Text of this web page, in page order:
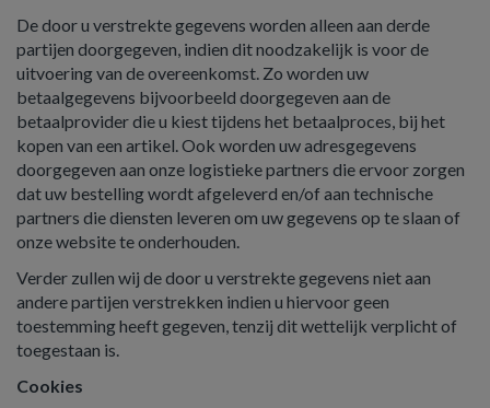
De door u verstrekte gegevens worden alleen aan derde
partijen doorgegeven, indien dit noodzakelijk is voor de
uitvoering van de overeenkomst. Zo worden uw
betaalgegevens bijvoorbeeld doorgegeven aan de
betaalprovider die u kiest tijdens het betaalproces, bij het
kopen van een artikel. Ook worden uw adresgegevens
doorgegeven aan onze logistieke partners die ervoor zorgen
dat uw bestelling wordt afgeleverd en/of aan technische
partners die diensten leveren om uw gegevens op te slaan of
onze website te onderhouden.
Verder zullen wij de door u verstrekte gegevens niet aan
andere partijen verstrekken indien u hiervoor geen
toestemming heeft gegeven, tenzij dit wettelijk verplicht of
toegestaan is.
Cookies